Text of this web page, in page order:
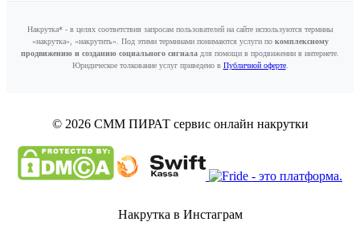
Накрутка* - в целях соответствия запросам пользователей на сайте используются термины
«накрутка», «накрутить». Под этими терминами понимаются услуги по комплексному
продвижению и созданию социального сигнала для помощи в продвижении в интернете.
Юридическое толкование услуг приведено в Публичной оферте.
© 2026 СММ ПИРАТ сервис онлайн накрутки
Накрутка в Инстаграм